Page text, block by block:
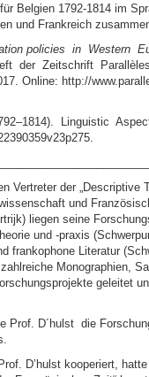
Belgien 1792-1814 im
und Frankreich
policies in Western
der Zeitschrift
Online: http://
Linguistic
Vertreter der „Descriptive
und
liegen seine
und -praxis
frankophone Literatur
Monographien,
geleitet
Prof. D´hulst die
D’hulst kooperiert,